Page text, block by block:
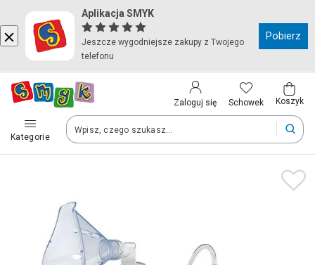
Aplikacja SMYK
Jeszcze wygodniejsze zakupy z Twojego
telefonu
Pobierz
Zaloguj się Schowek Koszyk
Kategorie
Kraj i język
Polska (Poland)
Twoje zamówienia dostarczymy na teren wybranego kraju.
Polski